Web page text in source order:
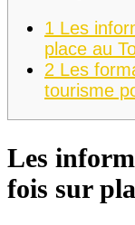
1 Les
place au
2 Les
tourisme
Les
fois sur